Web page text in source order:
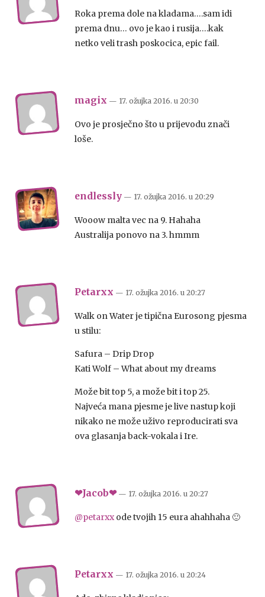
Roka prema dole na kladama….sam idi
prema dnu… ovo je kao i rusija….kak
netko veli trash poskocica, epic fail.
magix — 17. ožujka 2016. u 20:30
Ovo je prosječno što u prijevodu znači
loše.
endlessly — 17. ožujka 2016. u 20:29
Wooow malta vec na 9. Hahaha
Australija ponovo na 3. hmmm
Petarxx — 17. ožujka 2016. u 20:27
Walk on Water je tipična Eurosong pjesma
u stilu:
Safura – Drip Drop
Kati Wolf – What about my dreams
Može bit top 5, a može bit i top 25.
Najveća mana pjesme je live nastup koji
nikako ne može uživo reproducirati sva
ova glasanja back-vokala i Ire.
❤Jacob❤ — 17. ožujka 2016. u 20:27
@petarxx ode tvojih 15 eura ahahhaha 🙂
Petarxx — 17. ožujka 2016. u 20:24